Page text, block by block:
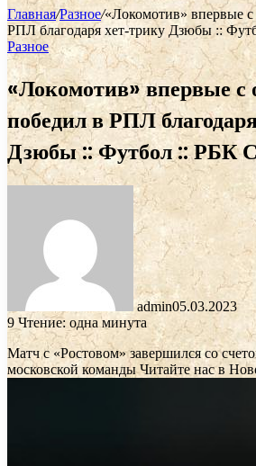
Главная/Разное/«Локомотив» впервые с
РПЛ благодаря хет-трику Дзюбы ::
Разное
«Локомотив» впервые с
победил в РПЛ
Дзюбы :: Футбол :: РБК
admin05.03.2023
9 Чтение: одна минута
Матч с «Ростовом» завершился со
московской командыЧитайте нас в